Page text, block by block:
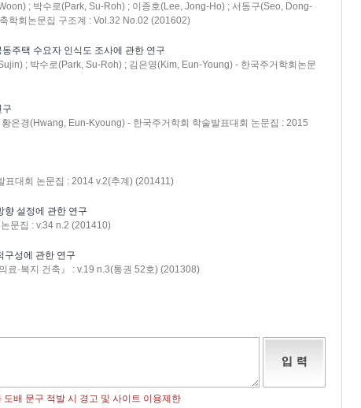
; 박수로(Park, Su-Roh) ; 이종호(Lee, Jong-Ho) ; 서동구(Seo, Dong-
학회논문집 구조계 : Vol.32 No.02 (201602)
주택 수요자 인식도 조사에 관한 연구
; 박수로(Park, Su-Roh) ; 김은영(Kim, Eun-Young) - 한국주거학회논문
구
은경(Hwang, Eun-Kyoung) - 한국주거학회 학술발표대회 논문집 : 2015
표대회 논문집 : 2014 v.2(추계) (201411)
향 설정에 관한 연구
문집 : v.34 n.2 (201410)
구성에 관한 연구
료·복지 건축』 : v.19 n.3(통권 52호) (201308)